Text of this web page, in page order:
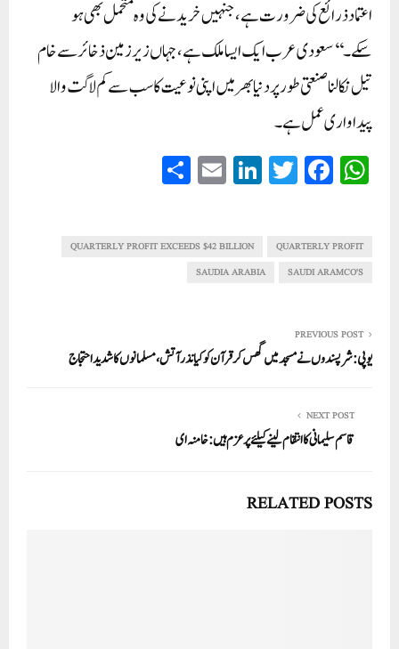
اعتماد ذرائع کی ضرورت ہے، جنہیں خریدنے کی وہ متحمل بھی ہو
سکے۔‘‘سعودی عرب ایک ایسا ملک ہے، جہاں زیر زمین ذخائر سے خام
تیل نکالنا صنعتی طور پر دنیا بھر میں اپنی نوعیت کا سب سے کم لاگت والا
پیداواری عمل ہے۔
W
ha
A
pp
Fa
ce
ok
T
wi
Li
nk
In
E
m
QUARTERLY PROFIT
QUARTERLY PROFIT EXCEEDS $42 BILLION
SAUDI ARAMCO'S
SAUDIA ARABIA
PREVIOUS POST
یوپی: شرپسندوں نے مسجد میں گھس کر قرآن کو کیا نذر آتش، مسلمانوں کا شدید احتجاج
NEXT POST
قاسم سلیمانی کا انتقام لینے کیلئے پرعزم ہیں:خامنہ ای
RELATED POSTS